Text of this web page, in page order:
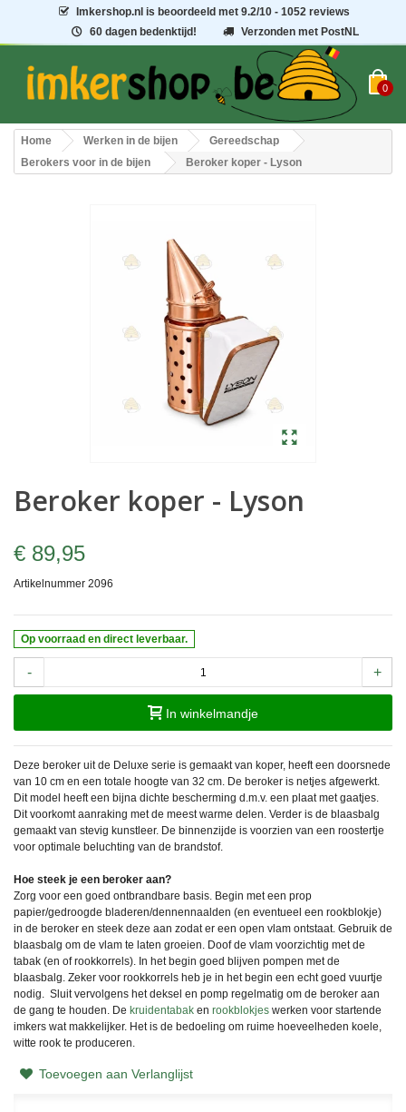
Imkershop.nl is beoordeeld met9.2/10 - 1052 reviews
60 dagen bedenktijd!
Verzonden met PostNL
0
Home Werken in de bijen
Gereedschap
Berokers voor in de bijen
Beroker koper - Lyson
Beroker koper - Lyson
€ 89,95
Artikelnummer 2096
Op voorraad en direct leverbaar.
- +
In winkelmandje
Deze beroker uit de Deluxe serie is gemaakt van koper, heeft een doorsnede
van 10 cm en een totale hoogte van 32 cm. De beroker is netjes afgewerkt.
Dit model heeft een bijna dichte bescherming d.m.v. een plaat met gaatjes.
Dit voorkomt aanraking met de meest warme delen. Verder is de blaasbalg
gemaakt van stevig kunstleer. De binnenzijde is voorzien van een roostertje
voor optimale beluchting van de brandstof.
Hoe steek je een beroker aan?
Zorg voor een goed ontbrandbare basis. Begin met een prop
papier/gedroogde bladeren/dennennaalden (en eventueel een rookblokje)
in de beroker en steek deze aan zodat er een open vlam ontstaat. Gebruik de
blaasbalg om de vlam te laten groeien. Doof de vlam voorzichtig met de
tabak (en of rookkorrels). In het begin goed blijven pompen met de
blaasbalg. Zeker voor rookkorrels heb je in het begin een echt goed vuurtje
nodig. Sluit vervolgens het deksel en pomp regelmatig om de beroker aan
de gang te houden. De kruidentabak en rookblokjes werken voor startende
imkers wat makkelijker. Het is de bedoeling om ruime hoeveelheden koele,
witte rook te produceren.
Toevoegen aan Verlanglijst